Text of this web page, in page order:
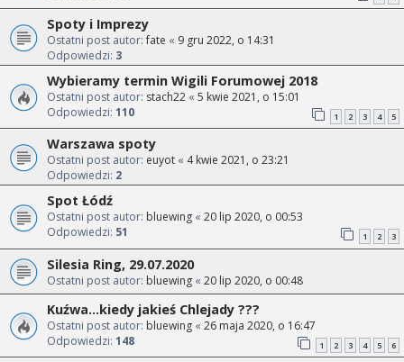
Spoty i Imprezy
Ostatni post autor:fate « 9 gru 2022, o 14:31
Odpowiedzi: 3
Wybieramy termin Wigili Forumowej 2018
Ostatni post autor: stach22 « 5 kwie 2021, o 15:01
Odpowiedzi: 110 1 2 3 4 5
Warszawa spoty
Ostatni post autor: euyot « 4 kwie 2021, o 23:21
Odpowiedzi: 2
Spot Łódź
Ostatni post autor: bluewing « 20 lip 2020, o 00:53
Odpowiedzi: 51 1 2 3
Silesia Ring, 29.07.2020
Ostatni post autor: bluewing « 20 lip 2020, o 00:48
Kuźwa...kiedy jakieś Chlejady ???
Ostatni post autor: bluewing « 26 maja 2020, o 16:47
Odpowiedzi: 148 1 2 3 4 5 6